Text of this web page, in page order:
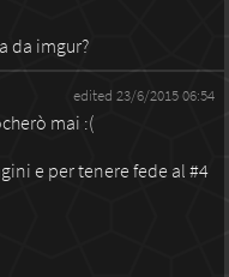
da imgur?
edited 23/6/2015 06:54
mai :(
e per tenere fede al #4